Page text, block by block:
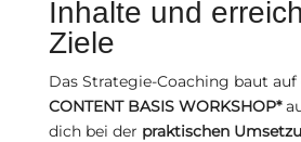
Inhalte und
Ziele
Das Strategie-Coaching baut auf
CONTENT BASIS WORKSHOP*
dich bei der praktischen